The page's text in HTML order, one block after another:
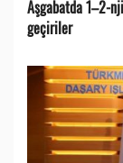
Aşgabatda 1–2-
geçiriler